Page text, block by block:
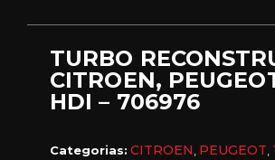
TURBO
CITROEN,
HDI – 706976
Categorias: CITROEN, PEUGEOT,